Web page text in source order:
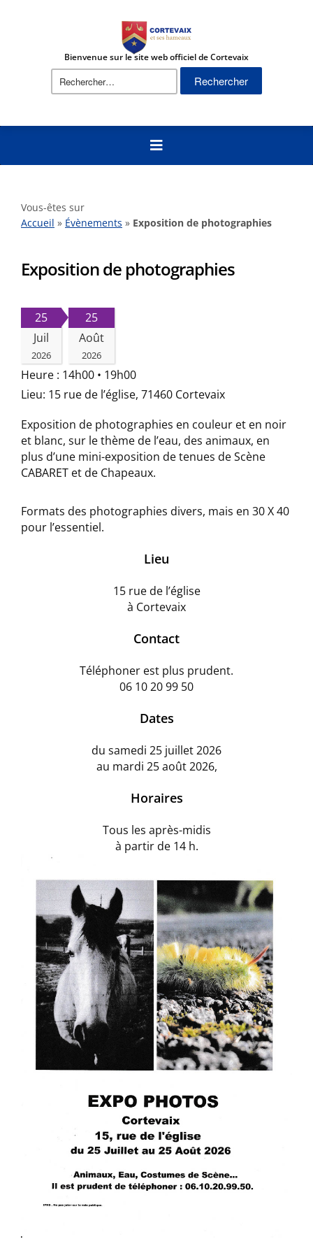
Bienvenue sur le site web officiel de Cortevaix
Rechercher :
Vous-êtes sur
Accueil » Évènements » Exposition de photographies
Exposition de photographies
25
Juil
2026
25
Août
2026
Heure : 14h00 • 19h00
Lieu: 15 rue de l’église, 71460 Cortevaix
Exposition de photographies en couleur et en noir
et blanc, sur le thème de l’eau, des animaux, en
plus d’une mini-exposition de tenues de Scène
CABARET et de Chapeaux.
Formats des photographies divers, mais en 30 X 40
pour l’essentiel.
Lieu
15 rue de l’église
à Cortevaix
Contact
Téléphoner est plus prudent.
06 10 20 99 50
Dates
du samedi 25 juillet 2026
au mardi 25 août 2026,
Horaires
Tous les après-midis
à partir de 14 h.